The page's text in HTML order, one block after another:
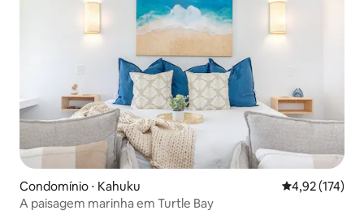
Condomínio ⋅ Kahuku 4,92 de uma
4,92 (174)
A paisagem marinha em Turtle Bay